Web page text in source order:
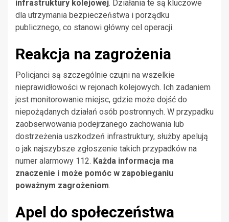
infrastruktury kolejowej. Działania te są kluczowe
dla utrzymania bezpieczeństwa i porządku
publicznego, co stanowi główny cel operacji.
Reakcja na zagrożenia
Policjanci są szczególnie czujni na wszelkie
nieprawidłowości w rejonach kolejowych. Ich zadaniem
jest monitorowanie miejsc, gdzie może dojść do
niepożądanych działań osób postronnych. W przypadku
zaobserwowania podejrzanego zachowania lub
dostrzeżenia uszkodzeń infrastruktury, służby apelują
o jak najszybsze zgłoszenie takich przypadków na
numer alarmowy 112. Każda informacja ma
znaczenie i może pomóc w zapobieganiu
poważnym zagrożeniom.
Apel do społeczeństwa